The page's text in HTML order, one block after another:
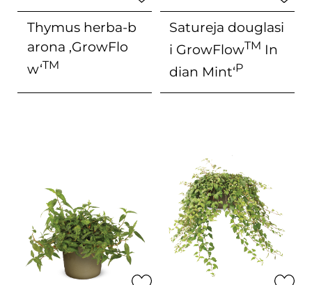
Thymus herba-b
arona ‚GrowFlo
w‘TM
Satureja douglasi
i GrowFlowTM In
dian Mint‘P